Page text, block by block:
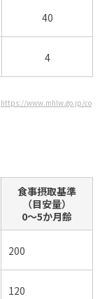
40
4
https://www.mhlw.go.jp/co
食事摂取基準
（目安量）
0〜5か月齢
200
120